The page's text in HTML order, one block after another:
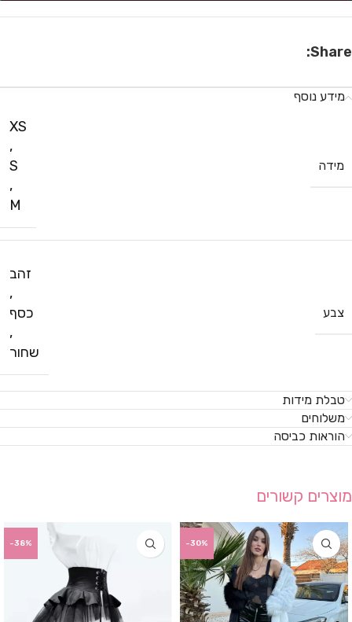
Share:
מידע נוסף
מידה
XS
,
S
,
M
צבע
זהב
,
כסף
,
שחור
טבלת מידות
משלוחים
הוראות כביסה
מוצרים קשורים
-30%
-38%